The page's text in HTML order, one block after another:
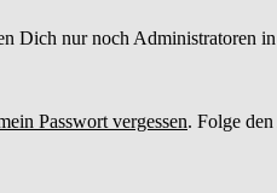
Dich nur noch Administratoren
Passwort vergessen. Folge